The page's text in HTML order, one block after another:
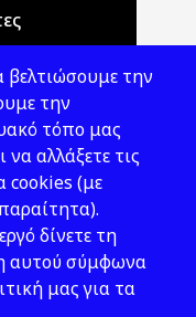
μας
βελτιώσουμε την
την
τόπο μας
να αλλάξετε τις
cookies (με
δίνετε τη
αυτού σύμφωνα
μας για τα